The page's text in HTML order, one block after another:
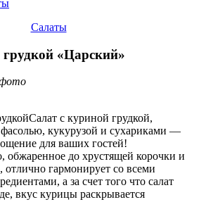
Салаты
«Царский»
Салат с куриной грудкой,
кукурузой и сухариками —
для ваших гостей!
обжаренное до хрустящей корочки и
отлично гармонирует со всеми
а за счет того что салат
вкус курицы раскрывается